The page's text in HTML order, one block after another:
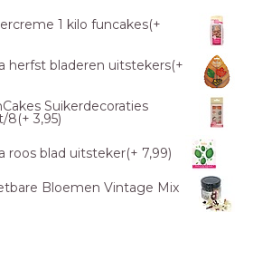
1 kilo funcakes(+
herfst bladeren uitstekers(+
Suikerdecoraties
8(+ 3,95)
roos blad uitsteker(+ 7,99)
Bloemen Vintage Mix